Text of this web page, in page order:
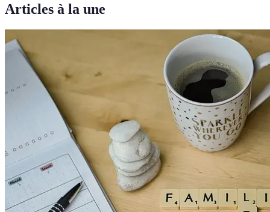
Articles à la une